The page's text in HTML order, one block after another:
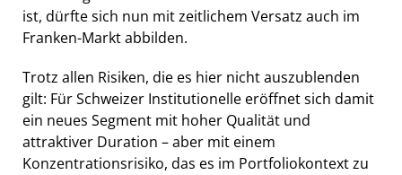
ist, dürfte sich nun mit zeitlichem Versatz auch im
Franken-Markt abbilden.
Trotz allen Risiken, die es hier nicht auszublenden
gilt: Für Schweizer Institutionelle eröffnet sich damit
ein neues Segment mit hoher Qualität und
attraktiver Duration – aber mit einem
Konzentrationsrisiko, das es im Portfoliokontext zu